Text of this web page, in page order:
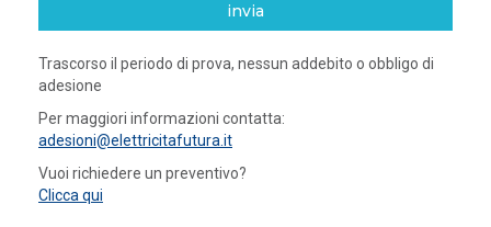
invia
Trascorso il periodo di prova, nessun addebito o obbligo di
adesione
Per maggiori informazioni contatta:
adesioni@elettricitafutura.it
Vuoi richiedere un preventivo?
Clicca qui